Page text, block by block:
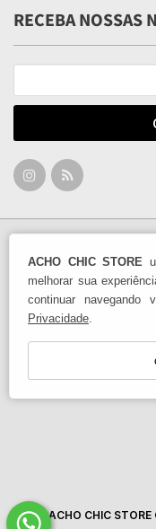
ACHO CHIC STORE
melhorar sua
continuar navegando
Privacidade.
RECEBA NOSSAS
ACHO CHIC